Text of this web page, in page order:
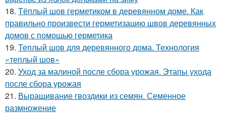
18. Тёплый шов герметиком в деревянном доме. Как
правильно произвести герметизацию швов деревянных
домов с помощью герметика
19. Теплый шов для деревянного дома. Технология
«теплый шов»
20. Уход за малиной после сбора урожая. Этапы ухода
после сбора урожая
21. Выращивание гвоздики из семян. Семенное
размножение